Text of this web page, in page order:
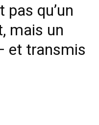
pas qu’un
mais un
et transmis